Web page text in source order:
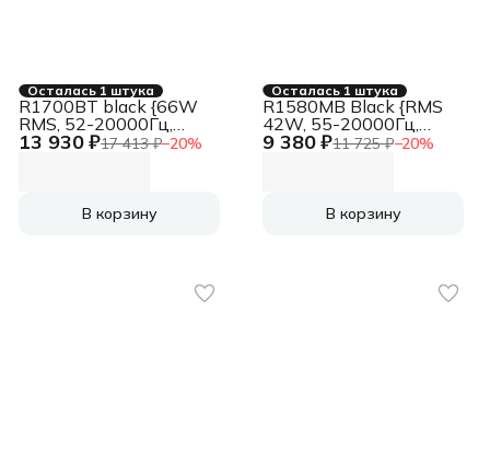
Осталась 1 штука
13 930 ₽17 413 ₽−20%
R1700BT black {66W
RMS, 52-20000Гц,
дерево, пульт ДУ,
В корзину
Осталась 1 штука
9 380 ₽11 725 ₽−20%
R1580MB Black {RMS
42W, 55-20000Гц,
дерево, пульт ДУ,
В корзину